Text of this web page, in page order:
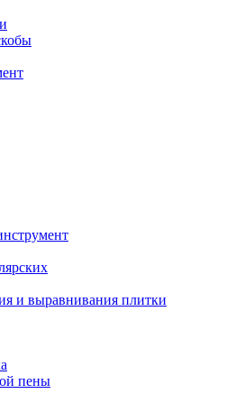
и выравнивания плитки
пены